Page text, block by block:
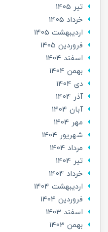
تير 1405
خرداد 1405
ارديبهشت 1405
فروردین 1405
اسفند 1404
بهمن 1404
دی 1404
آذر 1404
آبان 1404
مهر 1404
شهریور 1404
مرداد 1404
تير 1404
خرداد 1404
ارديبهشت 1404
فروردین 1404
اسفند 1403
بهمن 1403